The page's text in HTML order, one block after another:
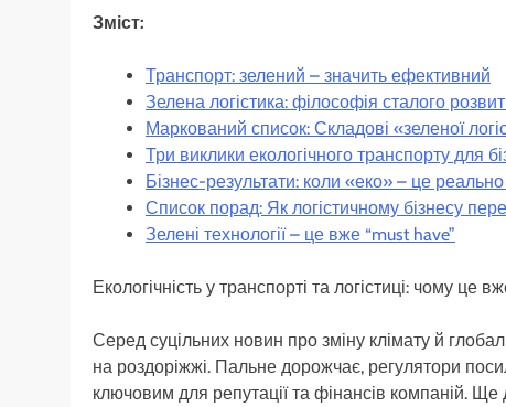
Зміст:
Транспорт: зелений – значить ефективний
Зелена логістика: філософія сталого
Маркований список: Складові «зеленої
Три виклики екологічного транспорту для
Бізнес-результати: коли «еко» – це реально
Список порад: Як логістичному бізнесу
Зелені технології – це вже “must have”
Екологічність у транспорті та логістиці: чому це
Серед суцільних новин про зміну клімату й
на роздоріжжі. Пальне дорожчає, регулятори
ключовим для репутації та фінансів компаній. Ще